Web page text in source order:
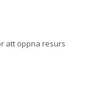
att öppna resurs